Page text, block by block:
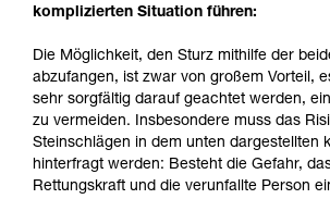
komplizierten Situation führen:
Die Möglichkeit, den Sturz mithilfe der
abzufangen, ist zwar von großem Vorteil,
sehr sorgfältig darauf geachtet werden,
zu vermeiden. Insbesondere muss das
Steinschlägen in dem unten dargestellten
hinterfragt werden: Besteht die Gefahr,
Rettungskraft und die verunfallte Person